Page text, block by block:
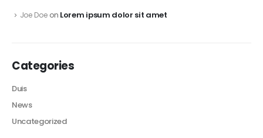
Joe Doe on Lorem ipsum dolor sit amet
Categories
Duis
News
Uncategorized